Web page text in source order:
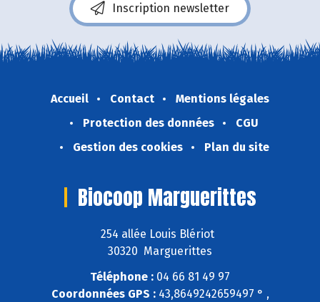
Inscription newsletter
Accueil Contact
Mentions légales
Protection des données
CGU
Gestion des cookies
Plan du site
Biocoop Marguerittes
254 allée Louis Blériot
30320 Marguerittes
Téléphone : 04 66 81 49 97
Coordonnées GPS :43,8649242659497 ° ,